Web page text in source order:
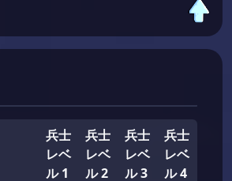
兵士
レベ
ル 1
兵士
レベ
ル 2
兵士
レベ
ル 3
兵士
レベ
ル 4